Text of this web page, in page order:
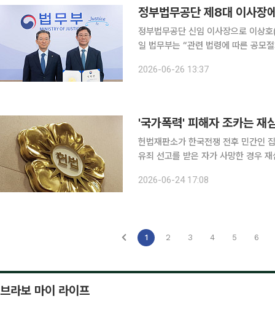
정부법무공단 제8대 이사장
정부법무공단 신임 이사장으로 이상
일 법무부는 “관련 법령에 따른 공모
부터 위임받은 민사·행정소송, 헌법
2026-06-26 13:37
'국가폭력' 피해자 조카는 재
헌법재판소가 한국전쟁 전후 민간인
유죄 선고를 받은 자가 사망한 경우
를 받은 자가 사망한 경우’ 부분에 대
2026-06-24 17:08
1 2 3 4 5 6
브라보 마이 라이프